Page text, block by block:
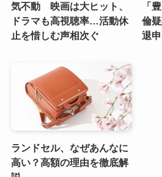
気不動 映画は大ヒット、
ドラマも高視聴率…活動休
止を惜しむ声相次ぐ
「
倫
退
ランドセル、なぜあんなに
高い？高額の理由を徹底解